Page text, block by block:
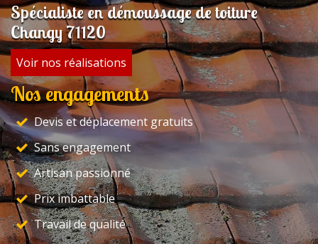
Spécialiste en démoussage de toiture
Changy 71120
Voir nos réalisations
Nos engagements
Devis et déplacement gratuits
Sans engagement
Artisan passionné
Prix imbattable
Travail de qualité